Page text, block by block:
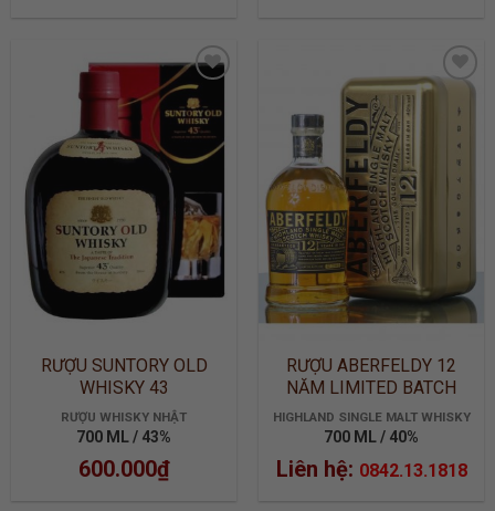
ADD TO
WISHLIST
RƯỢU SUNTORY OLD
WHISKY 43
RƯỢU WHISKY NHẬT
700 ML / 43%
600.000₫
ADD TO
WISHLIST
RƯỢU ABERFELDY 12
NĂM LIMITED BATCH
2905
HIGHLAND SINGLE MALT WHISKY
700 ML / 40%
Liên hệ: 0842.13.1818